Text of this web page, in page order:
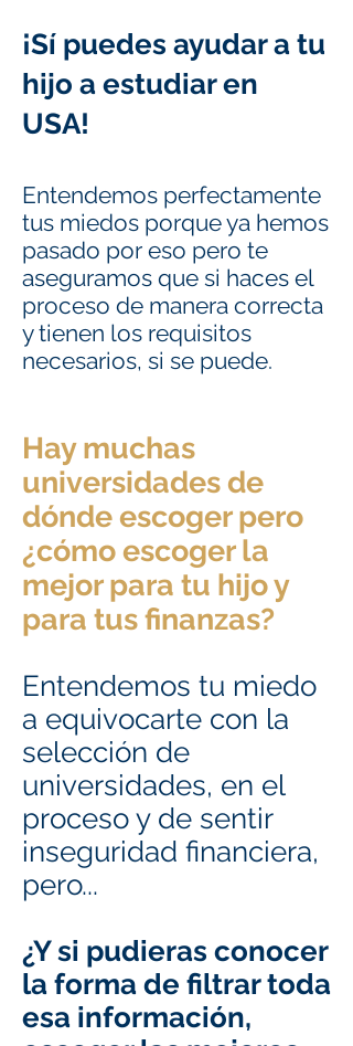
¡Sí puedes ayudar a tu
hijo a estudiar en
USA!
Entendemos perfectamente
tus miedos porque ya hemos
pasado por eso pero te
aseguramos que si haces el
proceso de manera correcta
y tienen los requisitos
necesarios, si se puede.
Hay muchas
universidades de
dónde escoger pero
¿cómo escoger la
mejor para tu hijo y
para tus finanzas?
Entendemos tu miedo
a equivocarte con la
selección de
universidades, en el
proceso y de sentir
inseguridad financiera,
pero...
¿Y si pudieras conocer
la forma de filtrar toda
esa información,